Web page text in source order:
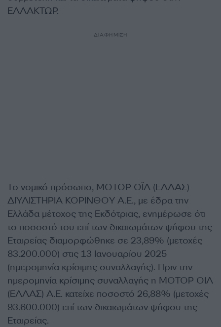
ΕΛΛΑΚΤΩΡ.
ΔΙΑΦΗΜΙΣΗ
Το νομικό πρόσωπο, ΜΟΤΟΡ ΟΪΛ (ΕΛΛΑΣ)
ΔΙΥΛΙΣΤΗΡΙΑ ΚΟΡΙΝΘΟΥ Α.Ε., με έδρα την
Ελλάδα μέτοχος της Εκδότριας, ενημέρωσε ότι
το ποσοστό του επί των δικαιωμάτων ψήφου της
Εταιρείας διαμορφώθηκε σε 23,89% (μετοχές
83.200.000) στις 13 Ιανουαρίου 2025
(ημερομηνία κρίσιμης συναλλαγής). Πριν την
ημερομηνία κρίσιμης συναλλαγής η ΜΟΤΟΡ ΟΙΛ
(ΕΛΛΑΣ) Α.Ε. κατείχε ποσοστό 26,88% (μετοχές
93.600.000) επί των δικαιωμάτων ψήφου της
Εταιρείας.